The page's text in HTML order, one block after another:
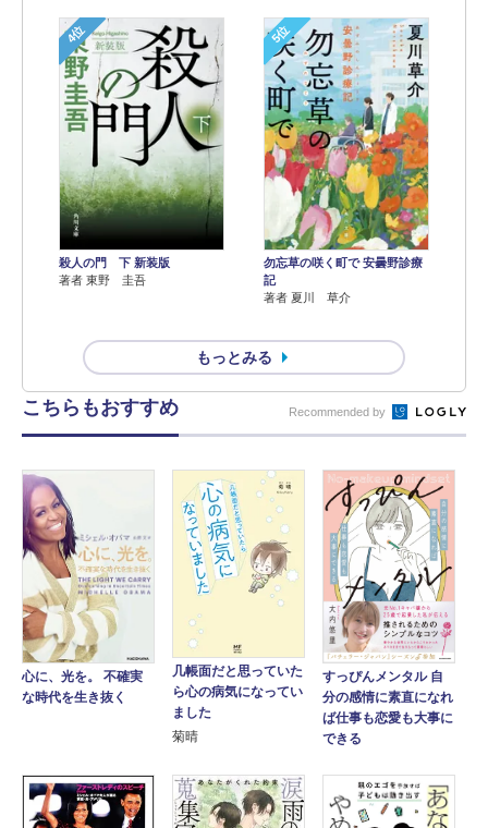
4位
殺人の門 下 新装版
著者 東野 圭吾
5位
勿忘草の咲く町で 安曇野診療
記
著者 夏川 草介
もっとみる
こちらもおすすめ Recommended by
心に、光を。 不確実
な時代を生き抜く
几帳面だと思っていた
ら心の病気になってい
ました
菊晴
すっぴんメンタル 自
分の感情に素直になれ
ば仕事も恋愛も大事に
できる